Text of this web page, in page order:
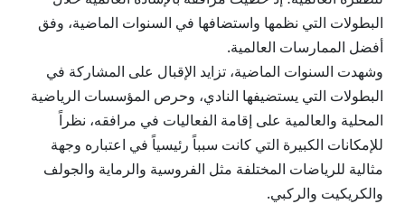
البطولات التي نظمها واستضافها في السنوات الماضية، وفق
أفضل الممارسات العالمية.
وشهدت السنوات الماضية، تزايد الإقبال على المشاركة في
البطولات التي يستضيفها النادي، وحرص المؤسسات الرياضية
المحلية والعالمية على إقامة الفعاليات في مرافقه، نظراً
للإمكانات الكبيرة التي كانت سبباً رئيسياً في اعتباره وجهة
مثالية للرياضات المختلفة مثل الفروسية والرماية والجولف
والكريكيت والركبي.